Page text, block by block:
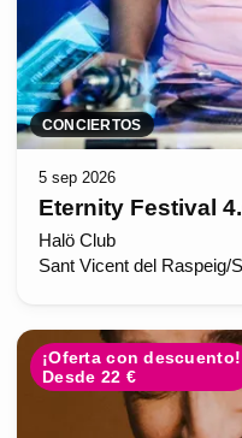
CONCIERTOS
5 sep 2026
Eternity Festival
Halö Club
Sant Vicent del Raspeig/
¡Oferta con descuento!
Desde 22 €